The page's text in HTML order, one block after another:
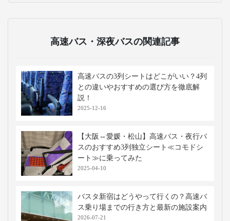
高速バス・深夜バスの関連記事
高速バスの3列シートはどこがいい？4列
との違いやおすすめの選び方を徹底解
説！
2025-12-16
【大阪⇔愛媛・松山】高速バス・夜行バ
スのおすすめ3列独立シート≪コモドシ
ート≫に乗ってみた
2025-04-10
バスタ新宿はどうやって行くの？高速バ
ス乗り場までの行き方と最新の施設案内
2026-07-21